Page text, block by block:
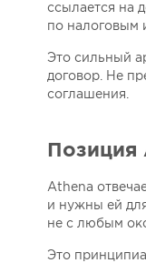
ссылается на
по налоговым
Это сильный
договор. Не
соглашения.
Позиция
Athena
и нужны ей
не с любым
Это